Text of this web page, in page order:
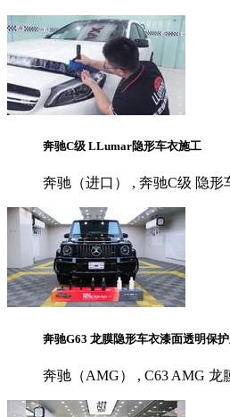
奔驰C级 LLumar隐形车衣施工
奔驰（进口） , 奔驰C级 隐形
奔驰G63 龙膜隐形车衣漆面透明保
奔驰（AMG） , C63 AMG 龙